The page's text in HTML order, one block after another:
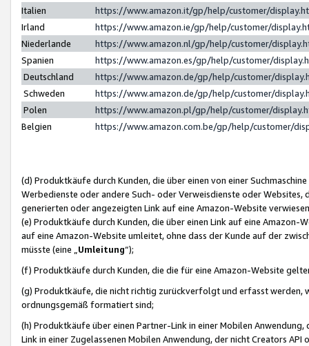
Italien
https://www.amazon.it/gp/help/customer/
Irland
https://www.amazon.ie/gp/help/customer/
Niederlande
https://www.amazon.nl/gp/help/customer/
Spanien
https://www.amazon.es/gp/help/customer/
Deutschland
https://www.amazon.de/gp/help/customer/
Schweden
https://www.amazon.de/gp/help/customer/
Polen
https://www.amazon.pl/gp/help/customer/
Belgien
https://www.amazon.com.be/gp/help/customer/
(d) Produktkäufe durch Kunden, die über einen von einer
Werbedienste oder andere Such- oder Verweisdienste oder Websites,
generierten oder angezeigten Link auf eine Amazon-Website
(e) Produktkäufe durch Kunden, die über einen Link auf eine
auf eine Amazon-Website umleitet, ohne dass der Kunde auf der
müsste (eine „ Umleitung“);
(f) Produktkäufe durch Kunden, die die für eine Amazon-Website
(g) Produktkäufe, die nicht richtig zurückverfolgt und erfasst werden,
ordnungsgemäß formatiert sind;
(h) Produktkäufe über einen Partner-Link in einer Mobilen
Link in einer Zugelassenen Mobilen Anwendung, der nicht Creators